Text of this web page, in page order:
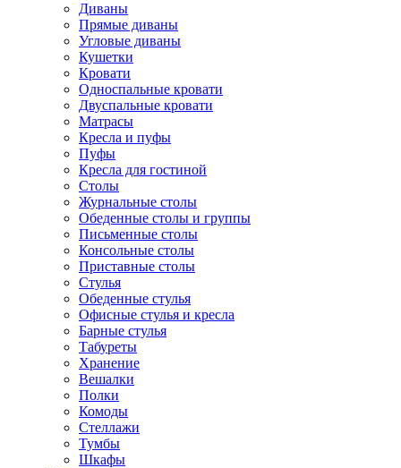
Диваны
Прямые диваны
Угловые диваны
Кушетки
Кровати
Односпальные кровати
Двуспальные кровати
Матрасы
Кресла и пуфы
Пуфы
Кресла для гостиной
Столы
Журнальные столы
Обеденные столы и группы
Письменные столы
Консольные столы
Приставные столы
Стулья
Обеденные стулья
Офисные стулья и кресла
Барные стулья
Табуреты
Хранение
Вешалки
Полки
Комоды
Стеллажи
Тумбы
Шкафы